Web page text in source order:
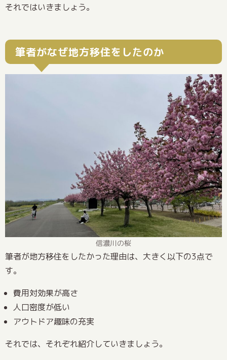
それではいきましょう。
筆者がなぜ地方移住をしたのか
信濃川の桜
筆者が地方移住をしたかった理由は、大きく以下の3点で
す。
費用対効果が高さ
人口密度が低い
アウトドア趣味の充実
それでは、それぞれ紹介していきましょう。